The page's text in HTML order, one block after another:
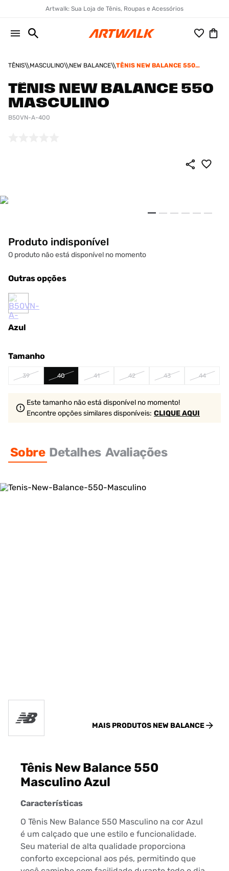
Artwalk: Sua Loja de Tênis, Roupas e Acessórios
TÊNIS MASCULINO NEW BALANCE
TÊNIS NEW BALANCE 550
TÊNIS NEW BALANCE 550
MASCULINO
B50VN-A-400
Produto indisponível
O produto não está disponível no momento
Outras opções
Azul
Tamanho
39 40 41 42 43 44
Este tamanho não está disponível no momento!
Encontre opções similaresdisponíveis: CLIQUE AQUI
Sobre Detalhes Avaliações
MAIS PRODUTOS NEW BALANCE
Tênis New Balance 550
Masculino Azul
Características
O Tênis New Balance 550 Masculino na cor Azul
é um calçado que une estilo e funcionalidade.
Seu material de alta qualidade proporciona
conforto excepcional aos pés, permitindo que